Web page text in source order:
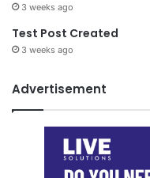
3 weeks ago
Test Post Created
3 weeks ago
Advertisement